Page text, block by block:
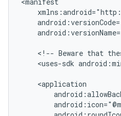
<!-- Beware that
<uses-sdk